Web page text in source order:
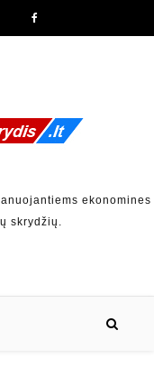
ekonomines
skrydžių.